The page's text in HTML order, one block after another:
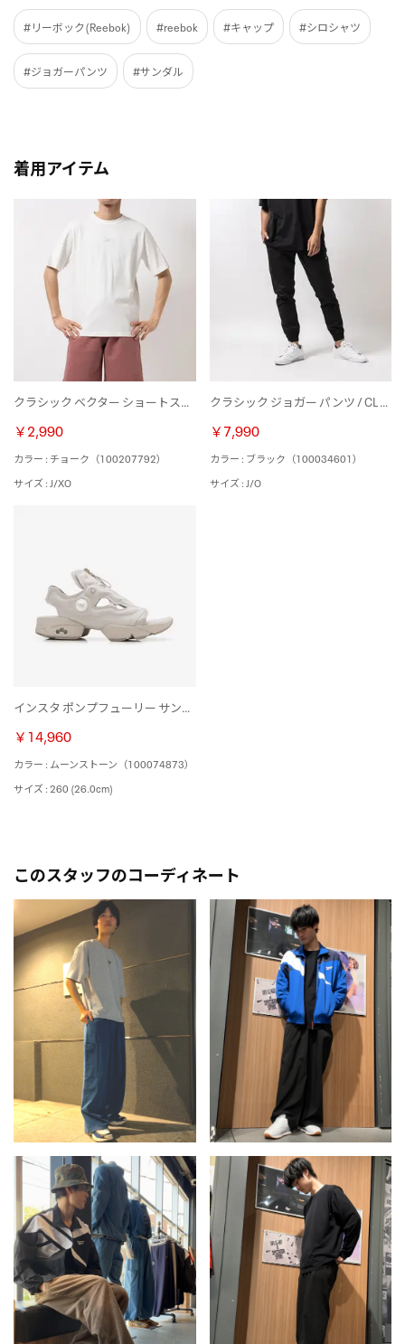
#リーボック(Reebok) #reebok #キャップ #シロシャツ
#ジョガーパンツ #サンダル
着用アイテム
クラシック ベクター ショートスリーブ Tシャツ / CL BV SS TEE （チョーク）
￥2,990
カラー : チョーク（100207792）
サイズ : J/XO
クラシック ジョガー パンツ / CL WDE WOVEN JOGGER （ブラック）
￥7,990
カラー : ブラック（100034601）
サイズ : J/O
インスタ ポンプフューリー サンダル ジップ / INSTAPUMP FURY SANDAL ZIP （ムーンストーン）
￥14,960
カラー : ムーンストーン（100074873）
サイズ : 260 (26.0cm)
このスタッフのコーディネート